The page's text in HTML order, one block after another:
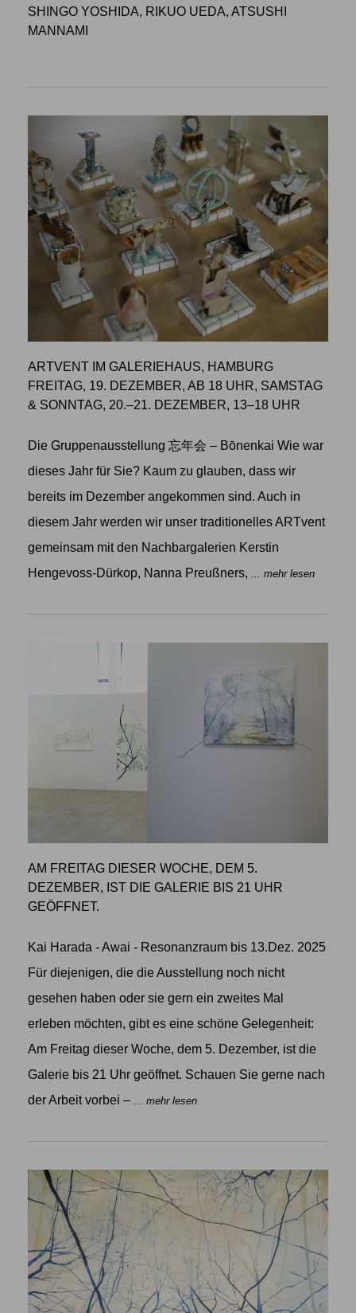
SHINGO YOSHIDA, RIKUO UEDA, ATSUSHI
MANNAMI
ARTVENT IM GALERIEHAUS, HAMBURG
FREITAG, 19. DEZEMBER, AB 18 UHR, SAMSTAG
& SONNTAG, 20.–21. DEZEMBER, 13–18 UHR
Die Gruppenausstellung 忘年会 – Bōnenkai Wie war
dieses Jahr für Sie? Kaum zu glauben, dass wir
bereits im Dezember angekommen sind. Auch in
diesem Jahr werden wir unser traditionelles ARTvent
gemeinsam mit den Nachbargalerien Kerstin
Hengevoss-Dürkop, Nanna Preußners,
... mehr lesen
AM FREITAG DIESER WOCHE, DEM 5.
DEZEMBER, IST DIE GALERIE BIS 21 UHR
GEÖFFNET.
Kai Harada - Awai - Resonanzraum bis 13.Dez. 2025
Für diejenigen, die die Ausstellung noch nicht
gesehen haben oder sie gern ein zweites Mal
erleben möchten, gibt es eine schöne Gelegenheit:
Am Freitag dieser Woche, dem 5. Dezember, ist die
Galerie bis 21 Uhr geöffnet. Schauen Sie gerne nach
der Arbeit vorbei – ... mehr lesen